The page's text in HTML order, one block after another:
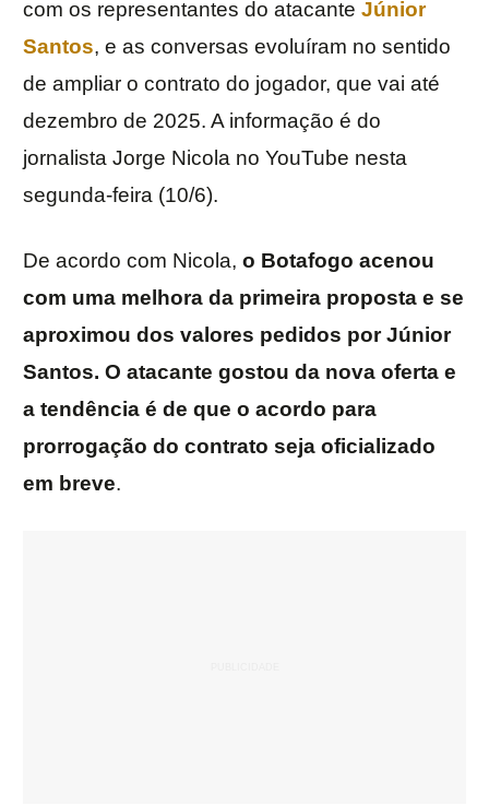
com os representantes do atacante Júnior
Santos, e as conversas evoluíram no sentido
de ampliar o contrato do jogador, que vai até
dezembro de 2025. A informação é do
jornalista Jorge Nicola no YouTube nesta
segunda-feira (10/6).
De acordo com Nicola, o Botafogo acenou
com uma melhora da primeira proposta e se
aproximou dos valores pedidos por Júnior
Santos. O atacante gostou da nova oferta e
a tendência é de que o acordo para
prorrogação do contrato seja oficializado
em breve.